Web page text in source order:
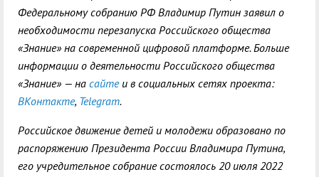
Федеральному собранию РФ Владимир Путин заявил о
необходимости перезапуска Российского общества
«Знание» на современной цифровой платформе. Больше
информации о деятельности Российского общества
«Знание» — на сайтеи в социальных сетях проекта:
ВКонтакте, Telegram.
Российское движение детей и молодежи образовано по
распоряжению Президента России Владимира Путина,
его учредительное собрание состоялось 20 июля 2022